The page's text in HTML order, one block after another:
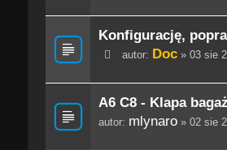
Konfigurację,
autor: Doc» 03 sie
A6 C8 - Klapa
autor: mlynaro» 02 sie